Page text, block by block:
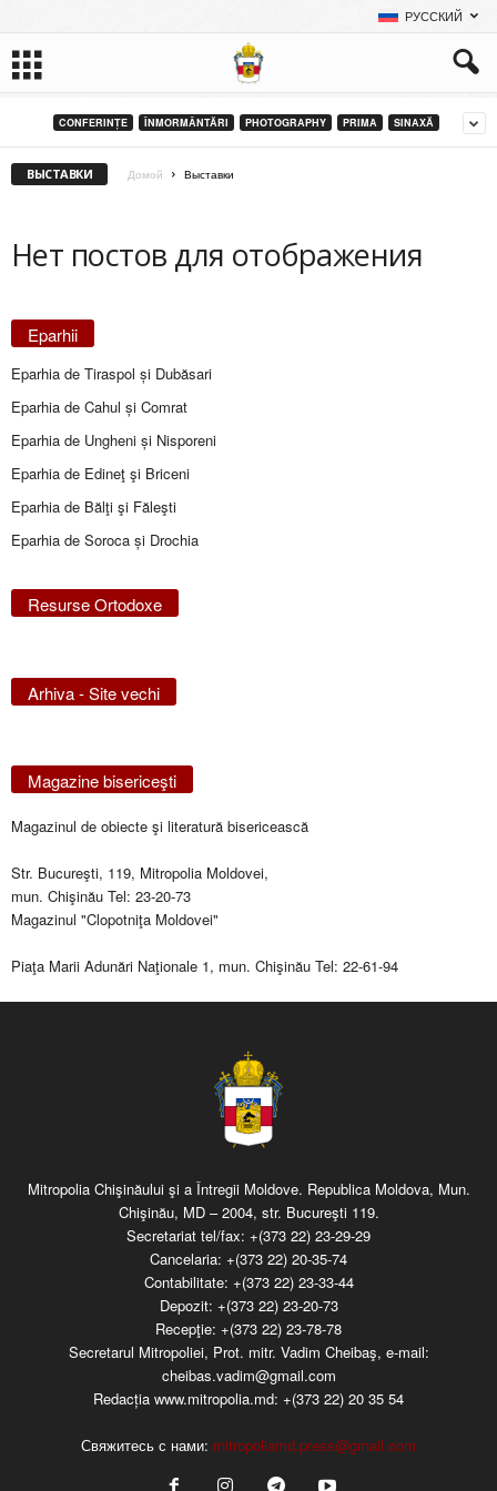
РУССКИЙ
CONFERINȚE ÎNMORMÂNTĂRI PHOTOGRAPHY PRIMA SINAXĂ
ВЫСТАВКИ Домой Выставки
Нет постов для отображения
Eparhii
Eparhia de Tiraspol și Dubăsari
Eparhia de Cahul și Comrat
Eparhia de Ungheni și Nisporeni
Eparhia de Edineţ şi Briceni
Eparhia de Bălţi şi Făleşti
Eparhia de Soroca și Drochia
Resurse Ortodoxe
Arhiva - Site vechi
Magazine bisericeşti
Magazinul de obiecte şi literatură bisericească
Str. Bucureşti, 119, Mitropolia Moldovei,
mun. Chişinău Tel: 23-20-73
Magazinul "Clopotniţa Moldovei"
Piaţa Marii Adunări Naţionale 1, mun. Chişinău Tel: 22-61-94
Mitropolia Chişinăului şi a Întregii Moldove. Republica Moldova, Mun.
Chişinău, MD – 2004, str. Bucureşti 119.
Secretariat tel/fax: +(373 22) 23-29-29
Cancelaria: +(373 22) 20-35-74
Contabilitate: +(373 22) 23-33-44
Depozit: +(373 22) 23-20-73
Recepţie: +(373 22) 23-78-78
Secretarul Mitropoliei, Prot. mitr. Vadim Cheibaş, e-mail:
cheibas.vadim@gmail.com
Redacția www.mitropolia.md: +(373 22) 20 35 54
Свяжитесь с нами: mitropoliamd.press@gmail.com